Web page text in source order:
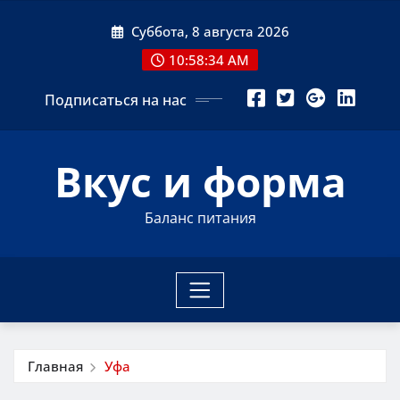
Суббота, 8 августа 2026
10:58:35 AM
Подписаться на нас
Вкус и форма
Баланс питания
Главная Уфа